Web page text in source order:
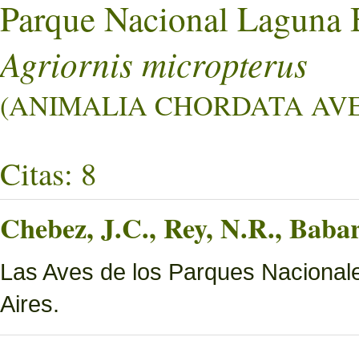
Parque Nacional Laguna
Agriornis micropterus
(ANIMALIA CHORDATA
Citas: 8
Chebez, J.C., Rey, N.R.,
Las Aves de los Parques
Aires.